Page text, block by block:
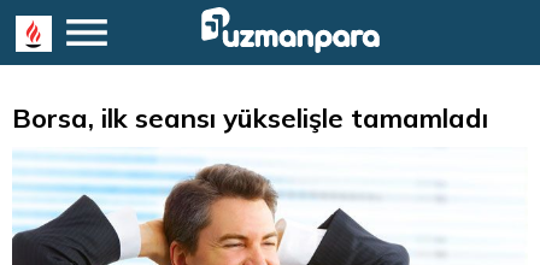
Borsa, ilk seansı yükselişle tamamladı